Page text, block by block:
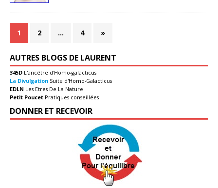
1 2 … 4 »
AUTRES BLOGS DE LAURENT
345D L'ancêtre d'Homo-galacticus
La Divulgation Suite d'Homo-Galacticus
EDLN Les Etres De La Nature
Petit Poucet Pratiques conseillées
DONNER ET RECEVOIR